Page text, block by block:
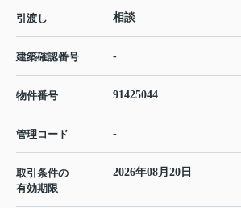
引渡し 相談
建築確認番号 -
物件番号 91425044
管理コード -
取引条件の
有効期限
2026年08月20日